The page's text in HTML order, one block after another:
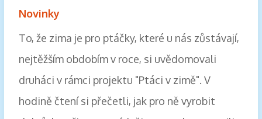
Novinky
To, že zima je pro ptáčky, které u nás zůstávají,
nejtěžším obdobím v roce, si uvědomovali
druháci v rámci projektu "Ptáci v zimě". V
hodině čtení si přečetli, jak pro ně vyrobit